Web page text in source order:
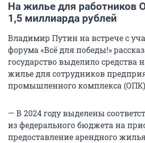
На жилье для работников
1,5 миллиарда рублей
Владимир Путин на встрече с
форума «Всё для победы!»
государство выделило средства
жилье для сотрудников
промышленного комплекса
— В 2024 году выделены
из федерального бюджета на
предоставление арендного